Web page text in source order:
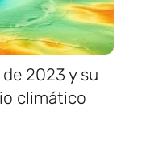
2023 y su
climático